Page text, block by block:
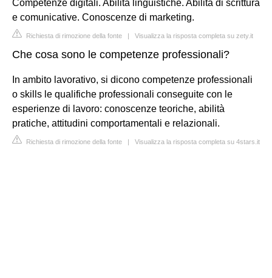
Competenze digitali. Abilità linguistiche. Abilità di scrittura
e comunicative. Conoscenze di marketing.
Richiesta di rimozione della fonte | Visualizza la risposta completa su zety.it
Che cosa sono le competenze professionali?
In ambito lavorativo, si dicono competenze professionali
o skills le qualifiche professionali conseguite con le
esperienze di lavoro: conoscenze teoriche, abilità
pratiche, attitudini comportamentali e relazionali.
Richiesta di rimozione della fonte | Visualizza la risposta completa su 4stars.it